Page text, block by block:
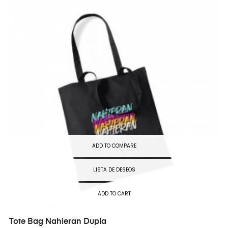
ADD TO COMPARE
LISTA DE DESEOS
ADD TO CART
Tote Bag Nahieran Dupla